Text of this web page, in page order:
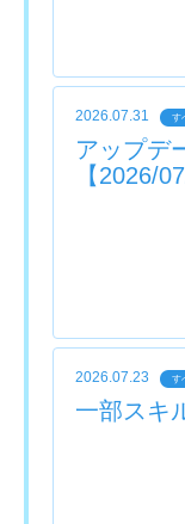
2026.07.31 す
アップデ
【2026/
2026.07.23 す
一部スキ